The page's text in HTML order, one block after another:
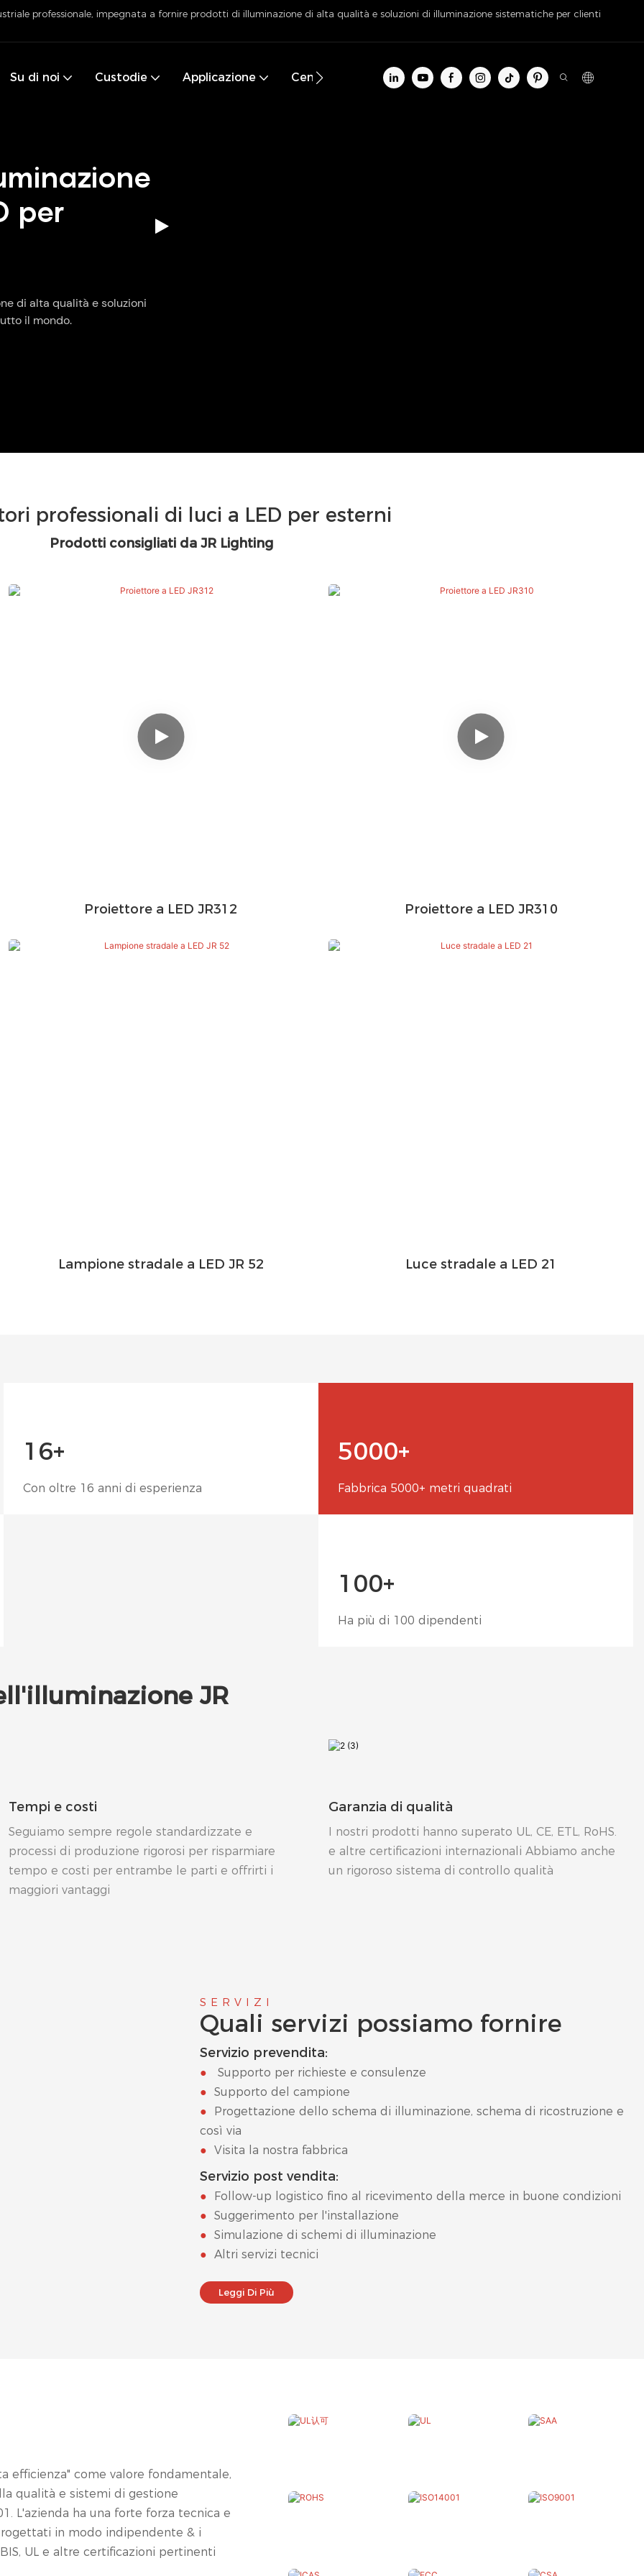
professionale, impegnata a fornire prodotti di illuminazione di alta qualità e soluzioni di illuminazione sistematiche per clienti
Su di noi Custodie Applicazione Centro informazioni Contatto
per
di alta qualità e soluzioni
il mondo.
professionali di luci a LED per esterni
Prodotti consigliati da JR Lighting
Proiettore a LED JR312 Proiettore a LED JR310
Lampione stradale a LED JR 52 Luce stradale a LED 21
16+
Con oltre 16 anni di esperienza
5000+
Fabbrica 5000+ metri quadrati
100+
Ha più di 100 dipendenti
JR
Tempi e costi
Seguiamo sempre regole standardizzate e
processi di produzione rigorosi per risparmiare
tempo e costi per entrambe le parti e offrirti i
maggiori vantaggi
Garanzia di qualità
I nostri prodotti hanno superato UL, CE, ETL, RoHS.
e altre certificazioni internazionali Abbiamo anche
un rigoroso sistema di controllo qualità
SERVIZI
Quali servizi possiamo fornire
Servizio prevendita:
●
Supporto per richieste e consulenze
● Supporto del campione
●
Progettazione dello schema di illuminazione, schema di ricostruzione e
così via
● Visita la nostra fabbrica
Servizio post vendita:
●
Follow-up logistico fino al ricevimento della merce in buone condizioni
● Suggerimento per l'installazione
● Simulazione di schemi di illuminazione
● Altri servizi tecnici
Leggi Di Più
efficienza" come valore fondamentale,
qualità e sistemi di gestione
L'azienda ha una forte forza tecnica e
in modo indipendente & i
BIS, UL e altre certificazioni pertinenti